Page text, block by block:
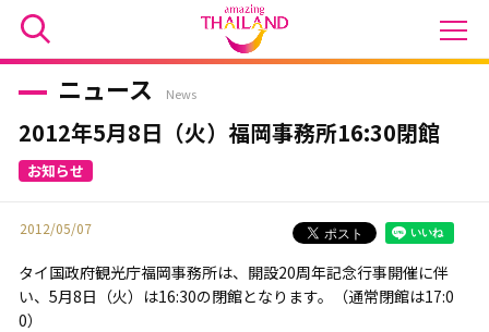
ニュース News
2012年5月8日（火）福岡事務所16:30閉館
2012/05/07
タイ国政府観光庁福岡事務所は、開設20周年記念行事開催に伴
い、5月8日（火）は16:30の閉館となります。（通常閉館は17:0
0）